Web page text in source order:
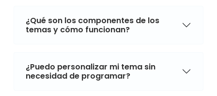
¿Qué son los componentes de los
temas y cómo funcionan?
¿Puedo personalizar mi tema sin
necesidad de programar?